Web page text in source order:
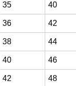
35 40
36 42
38 44
40 46
42 48